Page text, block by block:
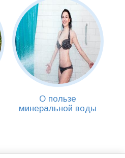
О пользе
минеральной воды